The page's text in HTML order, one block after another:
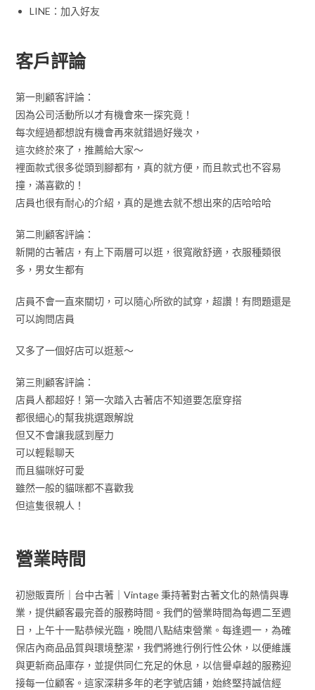
LINE：加入好友
客戶評論
第一則顧客評論：
因為公司活動所以才有機會來一探究竟！
每次經過都想說有機會再來就錯過好幾次，
這次終於來了，推薦給大家～
裡面款式很多從頭到腳都有，真的就方便，而且款式也不容易
撞，滿喜歡的！
店員也很有耐心的介紹，真的是進去就不想出來的店哈哈哈
第二則顧客評論：
新開的古著店，有上下兩層可以逛，很寬敞舒適，衣服種類很
多，男女生都有
店員不會一直來關切，可以隨心所欲的試穿，超讚！有問題還是
可以詢問店員
又多了一個好店可以逛惹～
第三則顧客評論：
店員人都超好！第一次踏入古著店不知道要怎麼穿搭
都很細心的幫我挑選跟解說
但又不會讓我感到壓力
可以輕鬆聊天
而且貓咪好可愛
雖然一般的貓咪都不喜歡我
但這隻很親人！
營業時間
初戀販賣所｜台中古著｜Vintage 秉持著對古著文化的熱情與專
業，提供顧客最完善的服務時間。我們的營業時間為每週二至週
日，上午十一點恭候光臨，晚間八點結束營業。每逢週一，為確
保店內商品品質與環境整潔，我們將進行例行性公休，以便維護
與更新商品庫存，並提供同仁充足的休息，以信譽卓越的服務迎
接每一位顧客。這家深耕多年的老字號店鋪，始終堅持誠信經